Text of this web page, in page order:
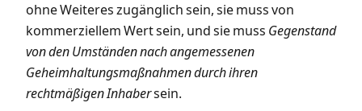
ohne Weiteres zugänglich sein, sie muss von
kommerziellem Wert sein, und sie muss Gegenstand
von den Umständen nach angemessenen
Geheimhaltungsmaßnahmen durch ihren
rechtmäßigen Inhabersein.